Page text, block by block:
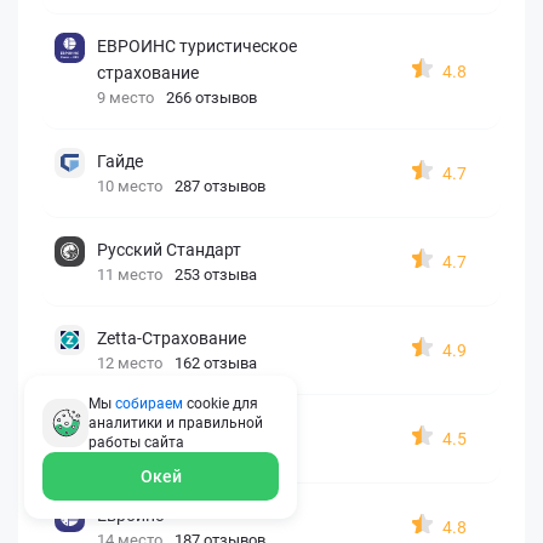
ЕВРОИНС туристическое
страхование
9 место 266 отзывов
4.8
Гайде
10 место 287 отзывов
4.7
Русский Стандарт
11 место 253 отзыва
4.7
Zetta-Страхование
12 место 162 отзыва
4.9
СберСтрахование
13 место 326 отзывов
4.5
Евроинс
4.8
Мы собираем cookie для
аналитики и правильной
работы сайта
Окей